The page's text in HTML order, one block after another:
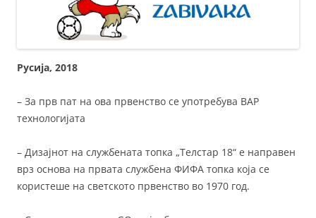
Русија, 2018
– За прв пат на ова првенство се употребува ВАР
технологијата
– Дизајнот на службената топка „Телстар 18“ е направен
врз основа на првата службена ФИФА топка која се
користеше на светското првенство во 1970 год.